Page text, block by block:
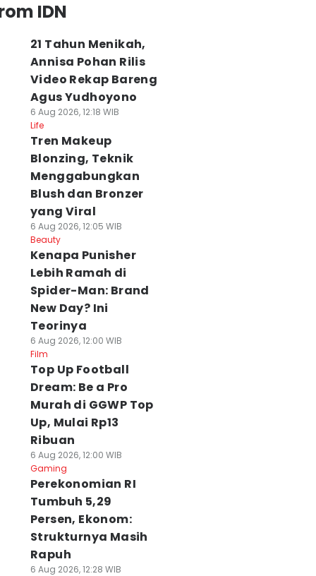
IDN
21 Tahun Menikah,
Annisa Pohan Rilis
Video Rekap Bareng
Agus Yudhoyono
6 Aug 2026, 12:18 WIB
Life
Tren Makeup
Blonzing, Teknik
Menggabungkan
Blush dan Bronzer
yang Viral
6 Aug 2026, 12:05 WIB
Beauty
Kenapa Punisher
Lebih Ramah di
Spider-Man: Brand
New Day? Ini
Teorinya
6 Aug 2026, 12:00 WIB
Film
Top Up Football
Dream: Be a Pro
Murah di GGWP Top
Up, Mulai Rp13
Ribuan
6 Aug 2026, 12:00 WIB
Gaming
Perekonomian RI
Tumbuh 5,29
Persen, Ekonom:
Strukturnya Masih
Rapuh
6 Aug 2026, 12:28 WIB